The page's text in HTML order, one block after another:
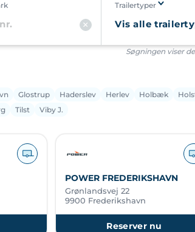
Trailertyper
Søgningen viser
Glostrup Haderslev Herlev Holbæk
Tilst Viby J.
POWER FREDERIKSHAVN
Grønlandsvej 22
9900 Frederikshavn
Reserver nu